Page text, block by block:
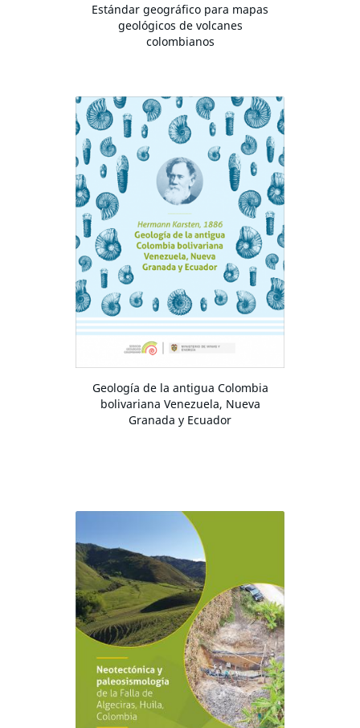
Estándar geográfico para mapas
geológicos de volcanes
colombianos
Geología de la antigua Colombia
bolivariana Venezuela, Nueva
Granada y Ecuador